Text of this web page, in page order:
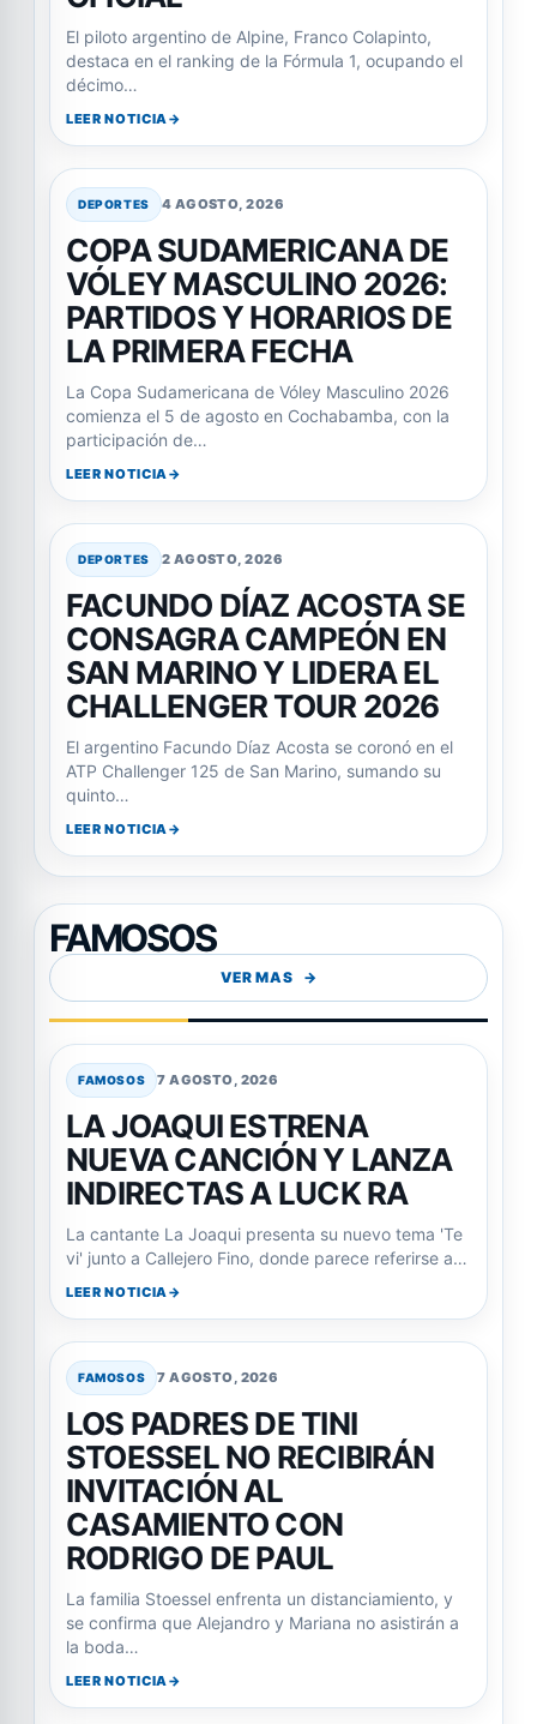
El piloto argentino de Alpine, Franco Colapinto,
destaca en el ranking de la Fórmula 1, ocupando el
décimo…
LEER NOTICIA
DEPORTES 4 AGOSTO, 2026
COPA SUDAMERICANA DE
VÓLEY MASCULINO 2026:
PARTIDOS Y HORARIOS DE
LA PRIMERA FECHA
La Copa Sudamericana de Vóley Masculino 2026
comienza el 5 de agosto en Cochabamba, con la
participación de…
LEER NOTICIA
DEPORTES 2 AGOSTO, 2026
FACUNDO DÍAZ ACOSTA SE
CONSAGRA CAMPEÓN EN
SAN MARINO Y LIDERA EL
CHALLENGER TOUR 2026
El argentino Facundo Díaz Acosta se coronó en el
ATP Challenger 125 de San Marino, sumando su
quinto…
LEER NOTICIA
FAMOSOS
VER MAS
FAMOSOS 7 AGOSTO, 2026
LA JOAQUI ESTRENA
NUEVA CANCIÓN Y LANZA
INDIRECTAS A LUCK RA
La cantante La Joaqui presenta su nuevo tema 'Te
vi' junto a Callejero Fino, donde parece referirse a…
LEER NOTICIA
FAMOSOS 7 AGOSTO, 2026
LOS PADRES DE TINI
STOESSEL NO RECIBIRÁN
INVITACIÓN AL
CASAMIENTO CON
RODRIGO DE PAUL
La familia Stoessel enfrenta un distanciamiento, y
se confirma que Alejandro y Mariana no asistirán a
la boda…
LEER NOTICIA